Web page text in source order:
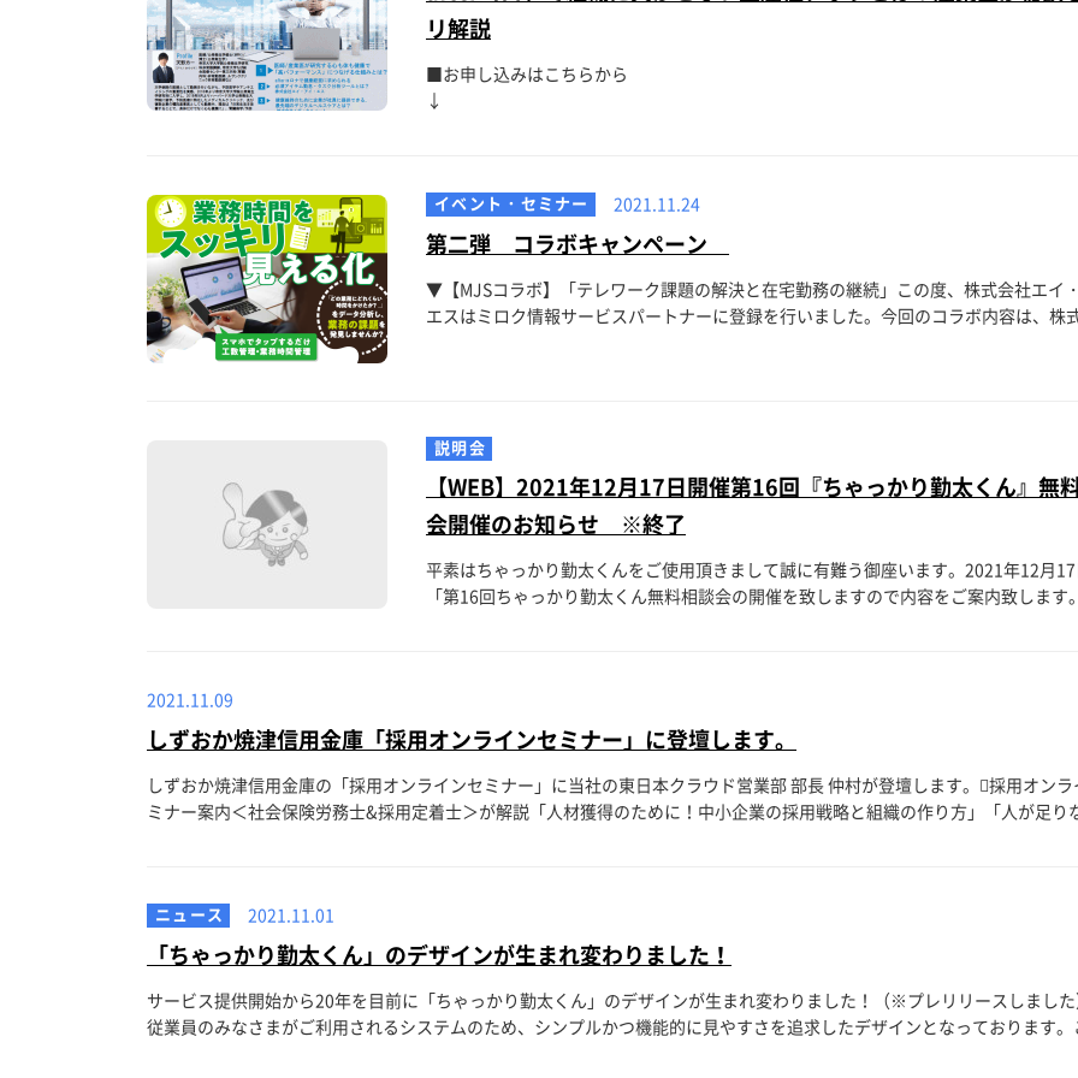
リ解説
■お申し込みはこちらから
↓
イベント・セミナー 2021.11.24
第二弾 コラボキャンペーン
▼【MJSコラボ】「テレワーク課題の解決と在宅勤務の継続」この度、株式会社エイ
エスはミロク情報サービスパートナーに登録を行いました。今回のコラボ内容は、株
説明会
【WEB】2021年12月17日開催第16回『ちゃっかり勤太くん』無
会開催のお知らせ ※終了
平素はちゃっかり勤太くんをご使用頂きまして誠に有難う御座います。2021年12月17
「第16回ちゃっかり勤太くん無料相談会の開催を致しますので内容をご案内致します
2021.11.09
しずおか焼津信用金庫「採用オンラインセミナー」に登壇します。
しずおか焼津信用金庫の「採用オンラインセミナー」に当社の東日本クラウド営業部 部長 仲村が登壇します。採用オンラ
ミナー案内＜社会保険労務士&採用定着士＞が解説「人材獲得のために！中小企業の採用戦略と組織の作り方」「人が足り
ニュース 2021.11.01
「ちゃっかり勤太くん」のデザインが生まれ変わりました！
サービス提供開始から20年を目前に「ちゃっかり勤太くん」のデザインが生まれ変わりました！（※プレリリースしました
従業員のみなさまがご利用されるシステムのため、シンプルかつ機能的に見やすさを追求したデザインとなっております。